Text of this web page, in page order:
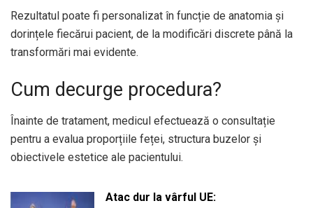
Rezultatul poate fi personalizat în funcție de anatomia și
dorințele fiecărui pacient, de la modificări discrete până la
transformări mai evidente.
Cum decurge procedura?
Înainte de tratament, medicul efectuează o consultație
pentru a evalua proporțiile feței, structura buzelor și
obiectivele estetice ale pacientului.
Atac dur la vârful UE: